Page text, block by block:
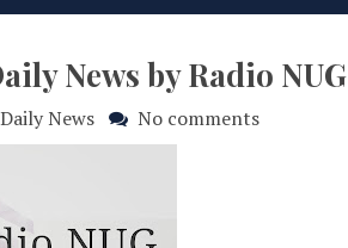
News by Radio NUG
Daily News No comments